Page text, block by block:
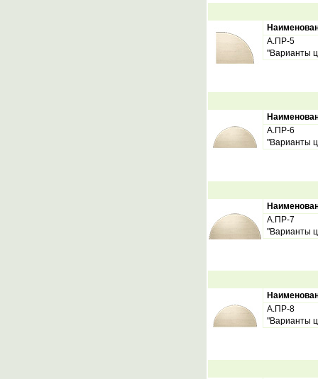
А.ПР-5
"Варианты
А.ПР-6
"Варианты
А.ПР-7
"Варианты
А.ПР-8
"Варианты